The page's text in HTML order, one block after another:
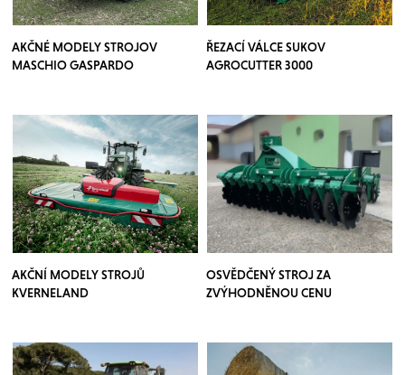
AKČNÉ MODELY STROJOV
MASCHIO GASPARDO
ŘEZACÍ VÁLCE SUKOV
AGROCUTTER 3000
AKČNÍ MODELY STROJŮ
KVERNELAND
OSVĚDČENÝ STROJ ZA
ZVÝHODNĚNOU CENU